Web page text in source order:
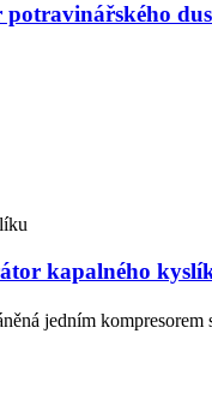
kapalného
jedním